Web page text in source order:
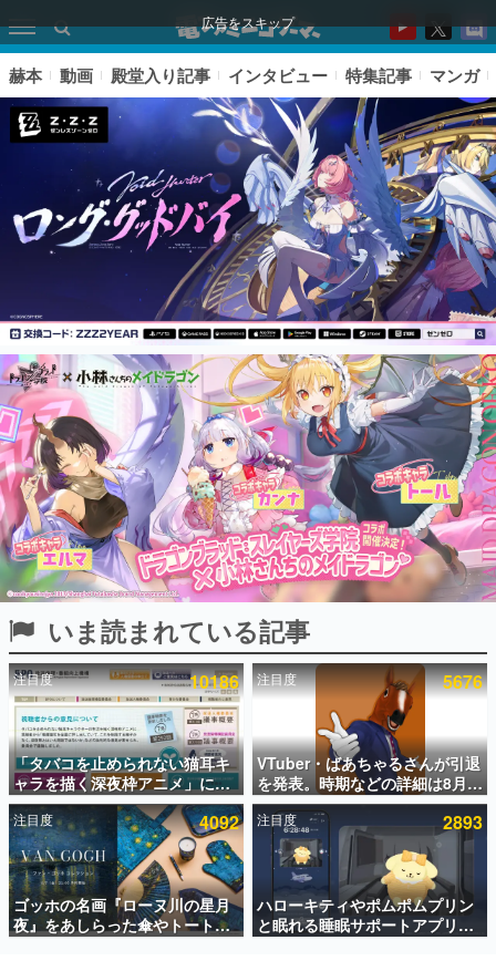
広告をスキップ
ピックアップ
電ファミのいま読まれている記事ランキング
アプリセール情報
インタビュー
連載・特集一覧
殿堂入り記事
SNS拡散数が数千以上！ ページビュー数万以上！ などな
ど。多くの人々に読まれた、電ファミ渾身の“殿堂入り”記
事をまとめました。
ゲームの企画書
名作ゲームクリエイターの方々に製作時のエピソードをお
聞きし、ヒットする企画（ゲーム）とは何か？を探ってい
きます。
赫本
この物語を解いてはいけない。『赫本』は、〈試験問題〉
の形をした短編ホラー小説集です。
新世代に訊く
これからのデジタルゲーム市場を担う若きクリエイター達
の姿を追い、彼らのルーツと情熱を探っていきます。
赫本 動画 殿堂入り記事 インタビュー 特集記事 マンガ
いま読まれている記事
注目度 10186
「タバコを止められない猫耳キ
ャラを描く深夜枠アニメ」に視
聴者の一部から批判意見。違法
薬物の使用と思しき描写も含め
て、BPOが議論を交わす
注目度 5676
VTuber・ばあちゃるさんが引退
を発表。時期などの詳細は8月9
日15時からの配信で説明
注目度 4092
ゴッホの名画『ローヌ川の星月
夜』をあしらった傘やトートバ
ッグなどが登場。8月7日21時よ
注目度 2893
ハローキティやポムポムプリン
と眠れる睡眠サポートアプリ
『ゆめたび』が配信中。キャラ